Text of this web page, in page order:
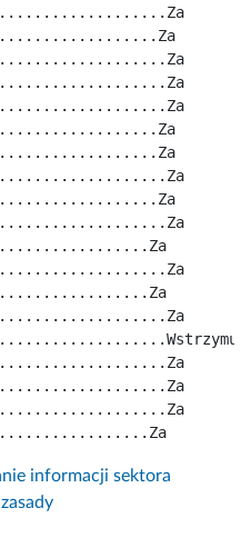
informacji sektora